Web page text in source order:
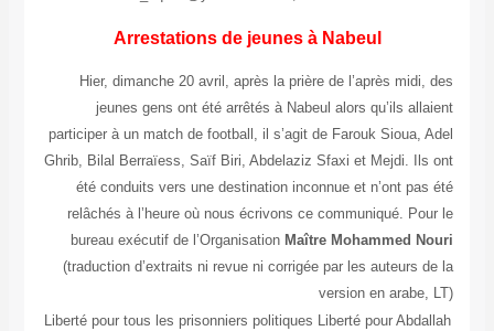
Arrestations de jeunes à Nabeul
Hier, dimanche 20 avril, après la prière de l’après midi, des
jeunes gens ont été arrêtés à Nabeul alors qu’ils allaient
participer à un match de football, il s’agit de Farouk Sioua, Adel
Ghrib, Bilal Berraïess, Saïf Biri, Abdelaziz Sfaxi et Mejdi. Ils ont
été conduits vers une destination inconnue et n’ont pas été
relâchés à l’heure où nous écrivons ce communiqué. Pour le
bureau exécutif de l’Organisation Maître Mohammed Nouri
(traduction d’extraits ni revue ni corrigée par les auteurs de la
version en arabe, LT)
Liberté pour tous les prisonniers politiques Liberté pour Abdallah